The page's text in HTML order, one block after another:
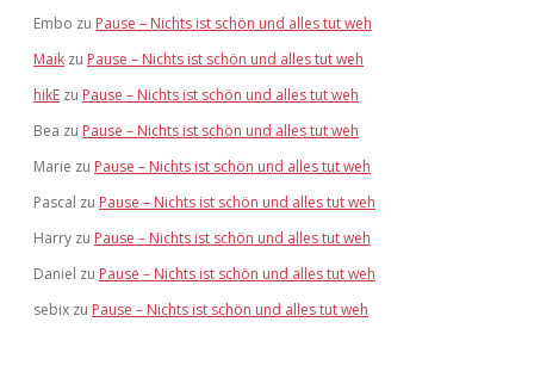
Embo zu Pause – Nichts ist schön und alles tut weh
Maik zu Pause – Nichts ist schön und alles tut weh
hikE zu Pause – Nichts ist schön und alles tut weh
Bea zu Pause – Nichts ist schön und alles tut weh
Marie zu Pause – Nichts ist schön und alles tut weh
Pascal zu Pause – Nichts ist schön und alles tut weh
Harry zu Pause – Nichts ist schön und alles tut weh
Daniel zu Pause – Nichts ist schön und alles tut weh
sebix zu Pause – Nichts ist schön und alles tut weh